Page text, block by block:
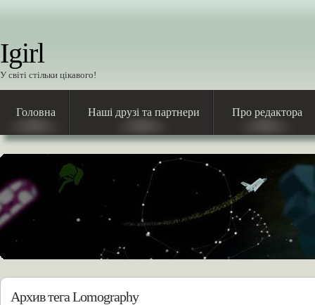
Igirl
У світі стільки цікавого!
Головна Наші друзі та партнери Про редактора
Архив тега Lomography